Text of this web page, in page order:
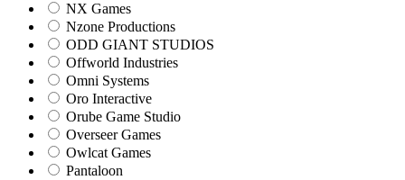
NX Games
Nzone Productions
ODD GIANT STUDIOS
Offworld Industries
Omni Systems
Oro Interactive
Orube Game Studio
Overseer Games
Owlcat Games
Pantaloon